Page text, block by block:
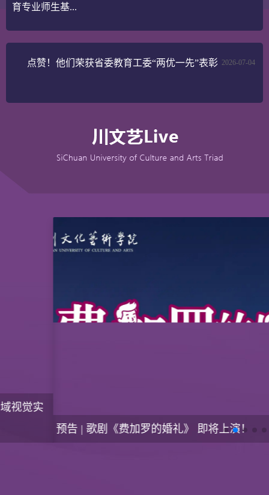
育专业师生基...
2026-07-04
点赞！他们荣获省委教育工委“两优一先”表彰
预告 | 歌剧《费加罗的婚礼》 即将上演！